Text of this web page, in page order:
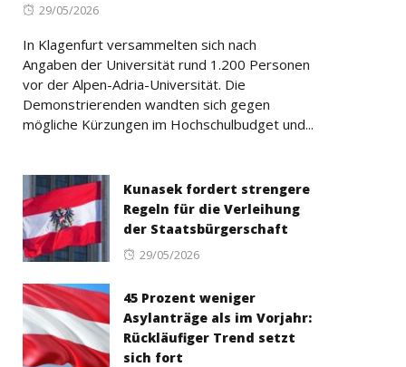
Posted
29/05/2026
In Klagenfurt versammelten sich nach
Angaben der Universität rund 1.200 Personen
vor der Alpen-Adria-Universität. Die
Demonstrierenden wandten sich gegen
mögliche Kürzungen im Hochschulbudget und...
Kunasek fordert strengere
Regeln für die Verleihung
der Staatsbürgerschaft
Posted
29/05/2026
45 Prozent weniger
Asylanträge als im Vorjahr:
Rückläufiger Trend setzt
sich fort